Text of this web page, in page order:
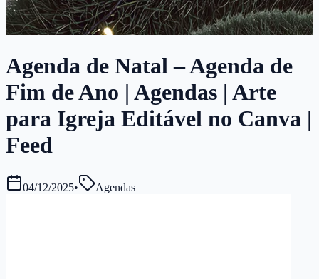
Agenda de Natal – Agenda de
Fim de Ano | Agendas | Arte
para Igreja Editável no Canva |
Feed
04/12/2025• Agendas